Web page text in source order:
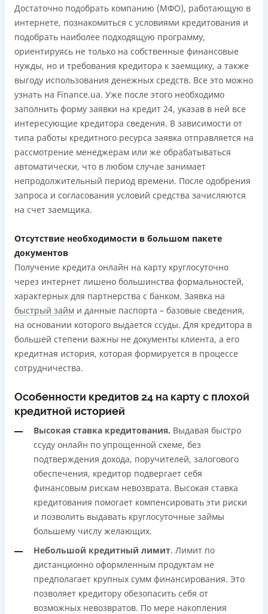
Достаточно подобрать компанию (МФО), работающую в
интернете, познакомиться с условиями кредитования и
подобрать наиболее подходящую программу,
ориентируясь не только на собственные финансовые
нужды, но и требования кредитора к заемщику, а также
выгоду использования денежных средств. Все это можно
узнать на Finance.ua. Уже после этого необходимо
заполнить форму заявки на кредит 24, указав в ней все
интересующие кредитора сведения. В зависимости от
типа работы кредитного ресурса заявка отправляется на
рассмотрение менеджерам или же обрабатываться
автоматически, что в любом случае занимает
непродолжительный период времени. После одобрения
запроса и согласования условий средства зачисляются
на счет заемщика.
Отсутствие необходимости в большом пакете
документов
Получение кредита онлайн на карту круглосуточно
через интернет лишено большинства формальностей,
характерных для партнерства с банком. Заявка на
быстрый займ и данные паспорта – базовые сведения,
на основании которого выдается ссуды. Для кредитора в
большей степени важны не документы клиента, а его
кредитная история, которая формируется в процессе
сотрудничества.
Особенности кредитов 24 на карту с плохой
кредитной историей
Высокая ставка кредитования. Выдавая быстро
ссуду онлайн по упрощенной схеме, без
подтверждения дохода, поручителей, залогового
обеспечения, кредитор подвергает себя
финансовым рискам невозврата. Высокая ставка
кредитования помогает компенсировать эти риски
и позволить выдавать круглосуточные займы
большему числу желающих.
Небольшой кредитный лимит. Лимит по
дистанционно оформленным продуктам не
предполагает крупных сумм финансирования. Это
позволяет кредитору обезопасить себя от
возможных невозвратов. По мере накопления